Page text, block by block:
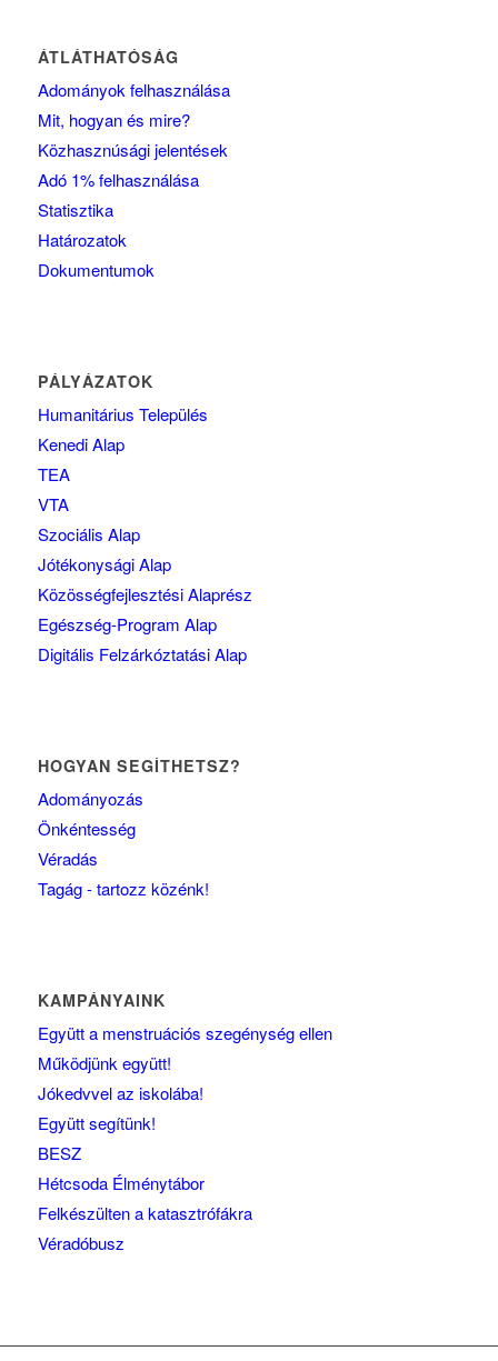
ÁTLÁTHATÓSÁG
Adományok felhasználása
Mit, hogyan és mire?
Közhasznúsági jelentések
Adó 1% felhasználása
Statisztika
Határozatok
Dokumentumok
PÁLYÁZATOK
Humanitárius Település
Kenedi Alap
TEA
VTA
Szociális Alap
Jótékonysági Alap
Közösségfejlesztési Alaprész
Egészség-Program Alap
Digitális Felzárkóztatási Alap
HOGYAN SEGÍTHETSZ?
Adományozás
Önkéntesség
Véradás
Tagág - tartozz közénk!
KAMPÁNYAINK
Együtt a menstruációs szegénység ellen
Működjünk együtt!
Jókedvvel az iskolába!
Együtt segítünk!
BESZ
Hétcsoda Élménytábor
Felkészülten a katasztrófákra
Véradóbusz